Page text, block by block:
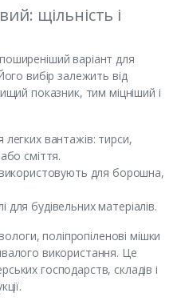
щільність і
варіант для
вибір залежить від
показник, тим міцніший і
вантажів: тирси,
сміття.
для борошна,
будівельних матеріалів.
поліпропіленові мішки
використання. Це
господарств, складів і